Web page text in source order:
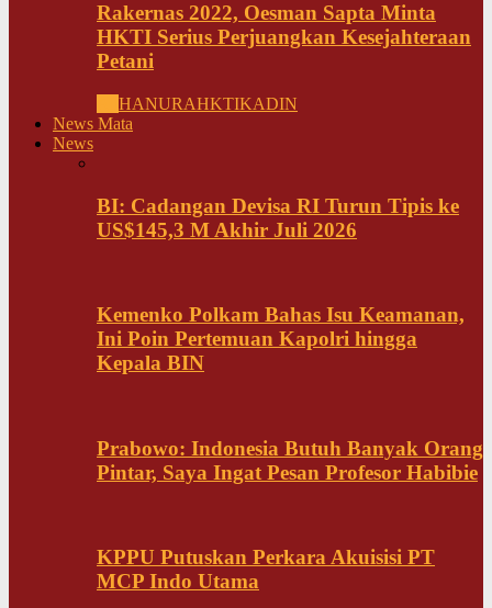
Rakernas 2022, Oesman Sapta Minta
HKTI Serius Perjuangkan Kesejahteraan
Petani
HANURAHKTIKADIN
News Mata
News
BI: Cadangan Devisa RI Turun Tipis ke
US$145,3 M Akhir Juli 2026
Kemenko Polkam Bahas Isu Keamanan,
Ini Poin Pertemuan Kapolri hingga
Kepala BIN
Prabowo: Indonesia Butuh Banyak Orang
Pintar, Saya Ingat Pesan Profesor Habibie
KPPU Putuskan Perkara Akuisisi PT
MCP Indo Utama